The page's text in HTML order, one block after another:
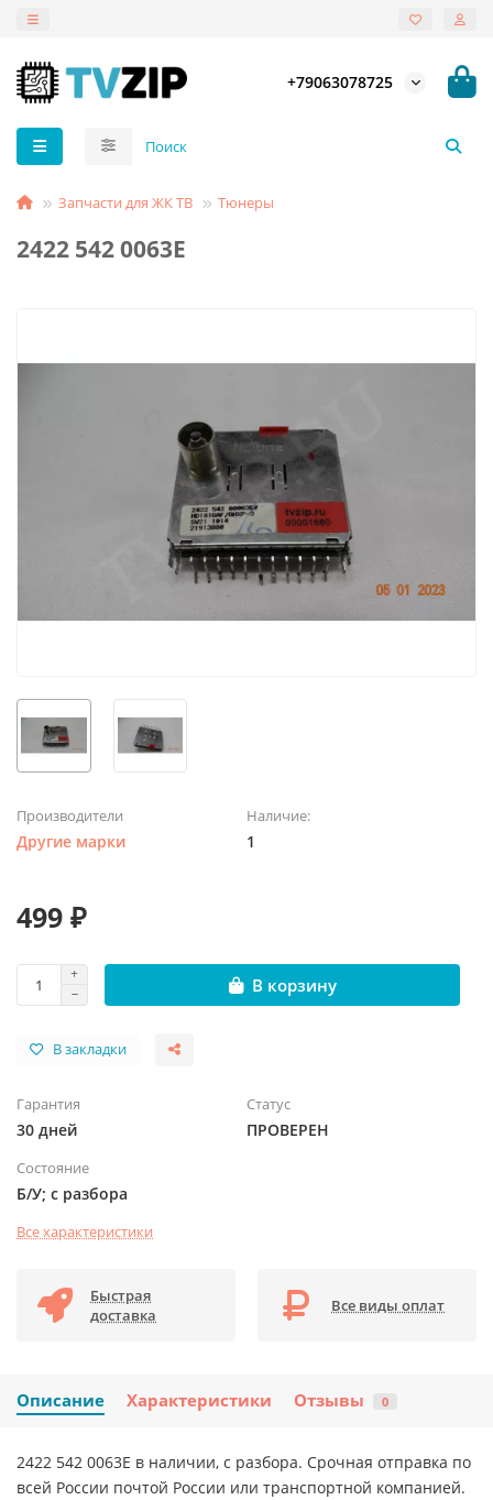
+79063078725
Запчасти для ЖК ТВ Тюнеры
2422 542 0063E
Производители
Другие марки
Наличие:
1
499 ₽
В корзину
В закладки
Гарантия
30 дней
Статус
ПРОВЕРЕН
Состояние
Б/У; с разбора
Все характеристики
Быстрая
доставка
Все виды оплат
Описание Характеристики Отзывы 0
2422 542 0063E в наличии, с разбора. Срочная отправка по
всей России почтой России или транспортной компанией.